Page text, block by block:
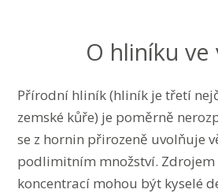
O hliníku ve
Přírodní hliník (hliník je třetí
zemské kůře) je poměrně
se z hornin přirozeně uvolňuje
podlimitním množství. Zdrojem
koncentrací mohou být kyselé